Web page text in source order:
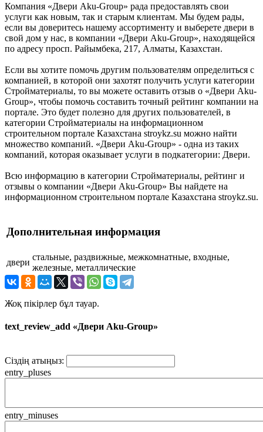
Компания «Двери Aku-Group» рада предоставлять свои
услуги как новым, так и старым клиентам. Мы будем рады,
если вы доверитесь нашему ассортименту и выберете двери в
свой дом у нас, в компании «Двери Aku-Group», находящейся
по адресу просп. Райымбека, 217, Алматы, Казахстан.
Если вы хотите помочь другим пользователям определиться с
компанией, в которой они захотят получить услуги категории
Стройматериалы, то вы можете оставить отзыв о «Двери Aku-
Group», чтобы помочь составить точный рейтинг компании на
портале. Это будет полезно для других пользователей, в
категории Стройматериалы на информационном
строительном портале Казахстана stroykz.su можно найти
множество компаний. «Двери Aku-Group» - одна из таких
компаний, которая оказывает услуги в подкатегории: Двери.
Всю информацию в категории Стройматериалы, рейтинг и
отзывы о компании «Двери Aku-Group» Вы найдете на
информационном строительном портале Казахстана stroykz.su.
Дополнительная информация
двери
стальные, раздвижные, межкомнатные, входные,
железные, металлические
Жоқ пікірлер бұл тауар.
text_review_add «Двери Aku-Group»
Сіздің атыңыз:
entry_pluses
entry_minuses